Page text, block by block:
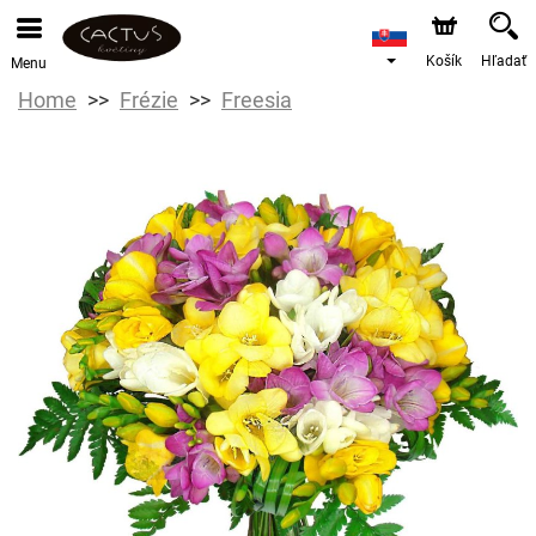
Menu Košík Hľadať
Home Frézie Freesia